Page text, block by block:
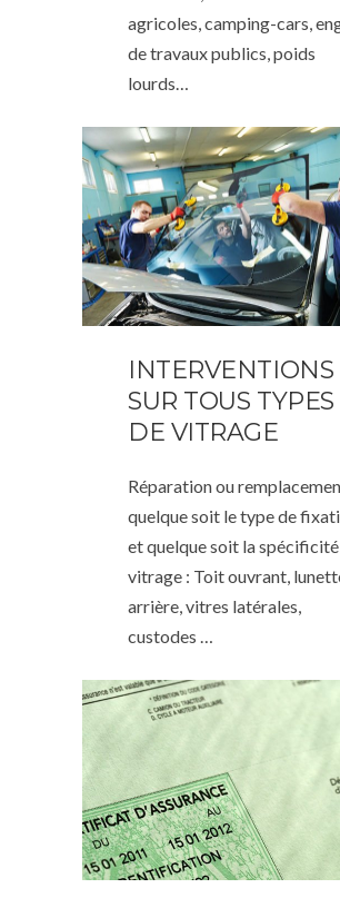
agricoles, camping-cars,
de travaux publics, poids
lourds…
INTERVENTIONS
SUR TOUS TYPES
DE VITRAGE
Réparation ou
quelque soit le type de
et quelque soit la
vitrage : Toit ouvrant,
arrière, vitres latérales,
custodes …